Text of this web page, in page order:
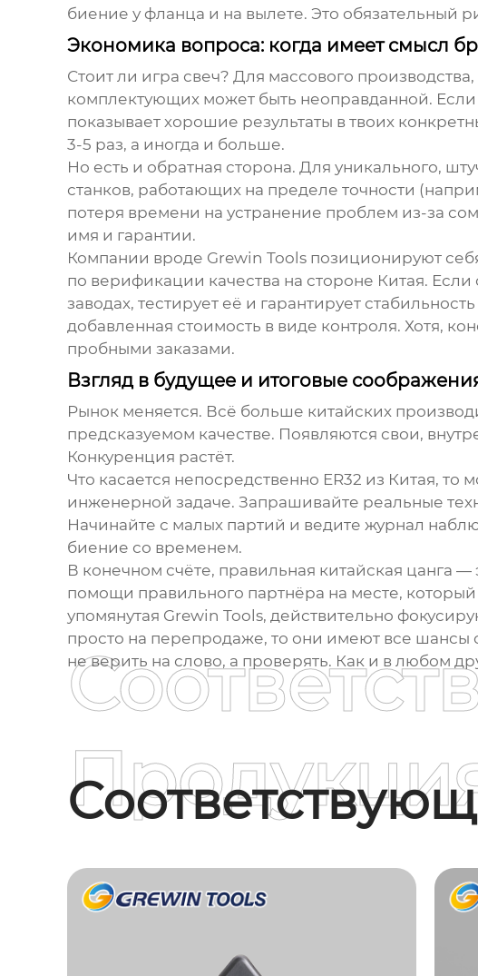
биение у фланца и на вылете. Это обязательный
Экономика вопроса: когда имеет смысл
Стоит ли игра свеч? Для массового
комплектующих может быть неоправданной.
показывает хорошие результаты в твоих
3-5 раз, а иногда и больше.
Но есть и обратная сторона. Для уникального,
станков, работающих на пределе точности
потеря времени на устранение проблем из-за
имя и гарантии.
Компании вроде Grewin Toolsпозиционируют
по верификации качества на стороне Китая.
заводах, тестирует её и гарантирует
добавленная стоимость в виде контроля. Хотя,
пробными заказами.
Взгляд в будущее и итоговые
Рынок меняется. Всё больше китайских
предсказуемом качестве. Появляются свои,
Конкуренция растёт.
Что касается непосредственно ER32 из Китая, то
инженерной задаче. Запрашивайте реальные
Начинайте с малых партий и ведите журнал
биение со временем.
В конечном счёте, правильная китайская цанга —
помощи правильного партнёра на месте,
упомянутая Grewin Tools, действительно
просто на перепродаже, то они имеют все
не верить на слово, а проверять. Как и в любом